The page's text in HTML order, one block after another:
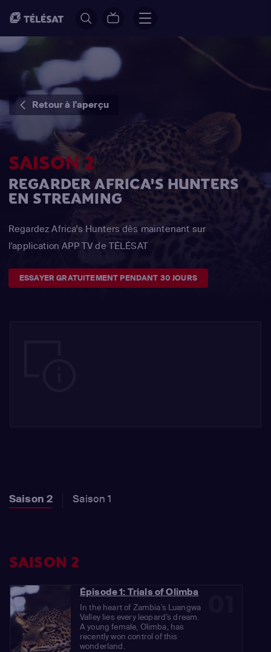
Retour à l'aperçu
SAISON 2
REGARDER AFRICA'S HUNTERS
EN STREAMING
Regardez Africa's Hunters dès maintenant sur
l'application APP TV de TÉLÉSAT
ESSAYER GRATUITEMENT PENDANT 30 JOURS
Saison 2 Saison 1
SAISON 2
Épisode 1: Trials of Olimba
In the heart of Zambia’s Luangwa
Valley lies every leopard’s dream.
A young female, Olimba, has
recently won control of this
wonderland.